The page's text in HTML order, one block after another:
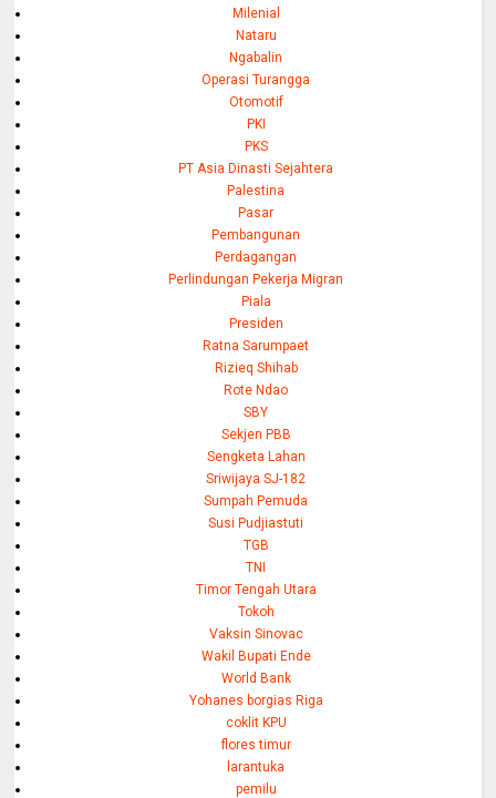
Milenial
Nataru
Ngabalin
Operasi Turangga
Otomotif
PKI
PKS
PT Asia Dinasti Sejahtera
Palestina
Pasar
Pembangunan
Perdagangan
Perlindungan Pekerja Migran
Piala
Presiden
Ratna Sarumpaet
Rizieq Shihab
Rote Ndao
SBY
Sekjen PBB
Sengketa Lahan
Sriwijaya SJ-182
Sumpah Pemuda
Susi Pudjiastuti
TGB
TNI
Timor Tengah Utara
Tokoh
Vaksin Sinovac
Wakil Bupati Ende
World Bank
Yohanes borgias Riga
coklit KPU
flores timur
larantuka
pemilu